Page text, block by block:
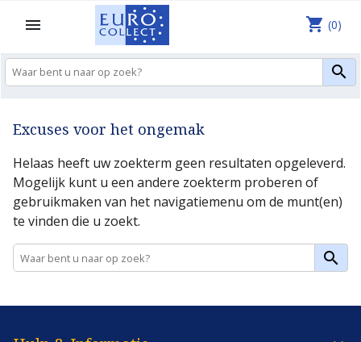


shopping_cart (0)
Excuses voor het ongemak
Helaas heeft uw zoekterm geen resultaten opgeleverd.
Mogelijk kunt u een andere zoekterm proberen of
gebruikmaken van het navigatiemenu om de munt(en)
te vinden die u zoekt.
